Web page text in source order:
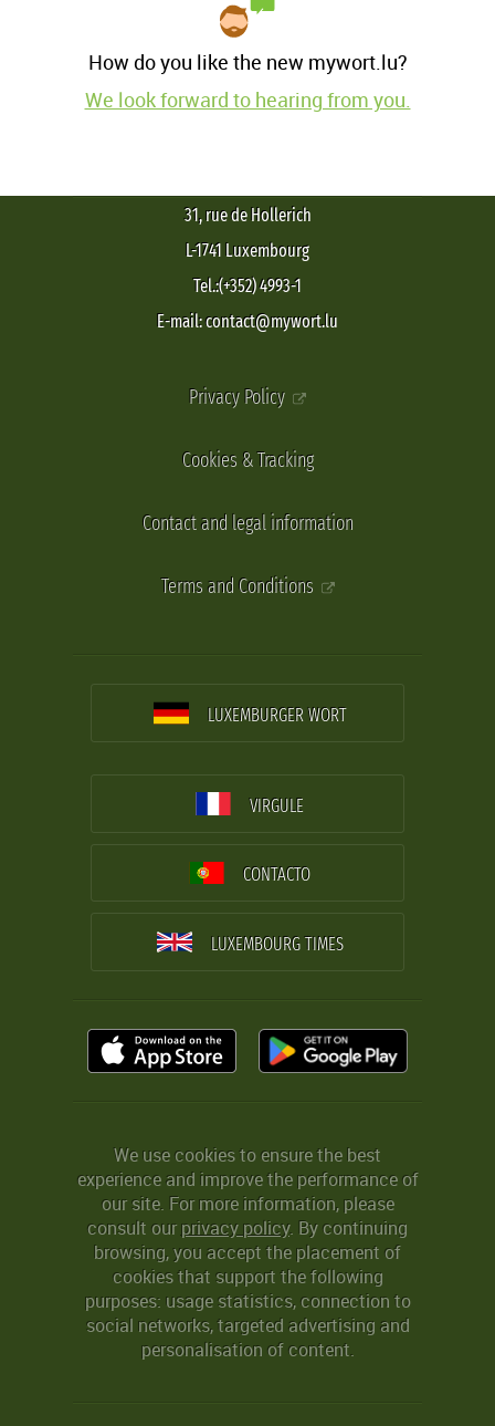
How do you like the new mywort.lu?
We look forward to hearing from you.
31, rue de Hollerich
L-1741 Luxembourg
Tel.:(+352) 4993-1
E-mail: contact@mywort.lu
Privacy Policy
Cookies & Tracking
Contact and legal information
Terms and Conditions
LUXEMBURGER WORT
VIRGULE
CONTACTO
LUXEMBOURG TIMES
We use cookies to ensure the best
experience and improve the performance of
our site. For more information, please
consult ourprivacy policy. By continuing
browsing, you accept the placement of
cookies that support the following
purposes: usage statistics, connection to
social networks, targeted advertising and
personalisation of content.